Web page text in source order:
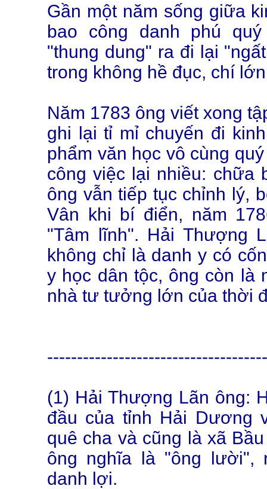
Gần một năm sống giữa
bao công danh phú
"thung dung" ra đi lại
trong không hề đục, chí
Năm 1783 ông viết xong
ghi lại tỉ mỉ chuyến đi
phẩm văn học vô cùng
công việc lại nhiều: chữa
ông vẫn tiếp tục chỉnh lý,
Vân khi bí điển, năm
"Tâm lĩnh". Hải Thượng
không chỉ là danh y có
y học dân tộc, ông còn là
nhà tư tưởng lớn của thời
(1) Hải Thượng Lãn ông:
đầu của tỉnh Hải Dương
quê cha và cũng là xã
ông nghĩa là "ông lười",
danh lợi.